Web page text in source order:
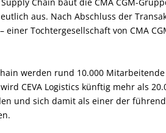
Chain baut die CMA CGM-
aus. Nach Abschluss der
einer Tochtergesellschaft von CMA
werden rund 10.000
CEVA Logistics künftig mehr als
und sich damit als einer der